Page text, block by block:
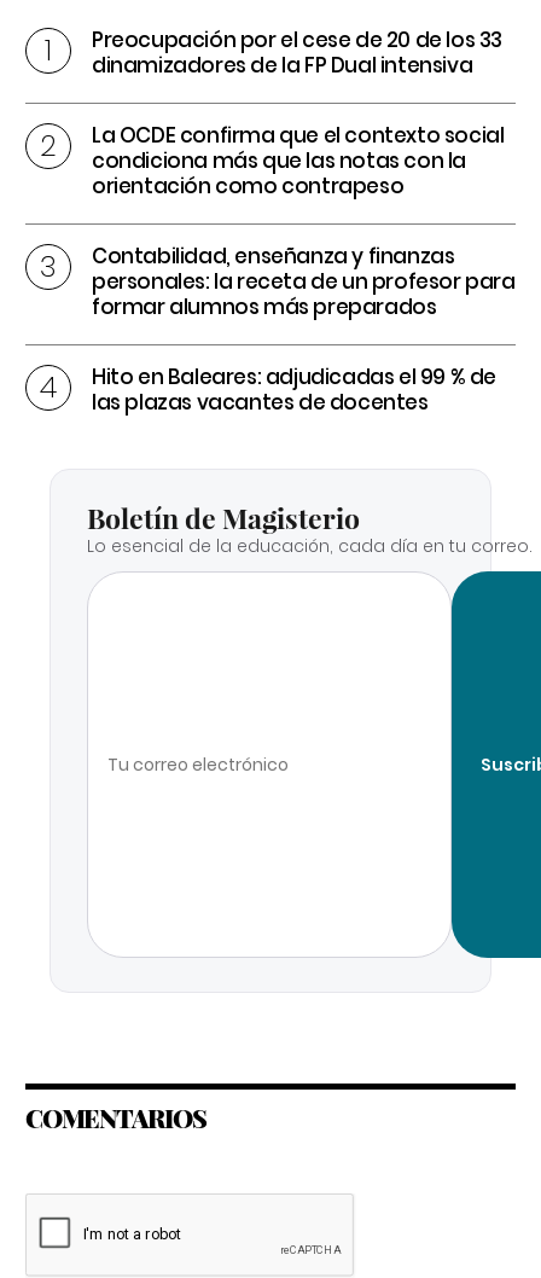
Preocupación por el cese de 20 de los 33
dinamizadores de la FP Dual intensiva
La OCDE confirma que el contexto social
condiciona más que las notas con la
orientación como contrapeso
Contabilidad, enseñanza y finanzas
personales: la receta de un profesor para
formar alumnos más preparados
Hito en Baleares: adjudicadas el 99 % de
las plazas vacantes de docentes
Boletín de Magisterio
Lo esencial de la educación, cada día en tu correo.
COMENTARIOS